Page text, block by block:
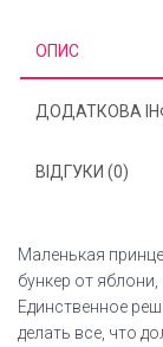
ОПИС
ДОДАТКОВА
ВІДГУКИ (0)
Маленькая
бункер от
Единственное
делать все, что